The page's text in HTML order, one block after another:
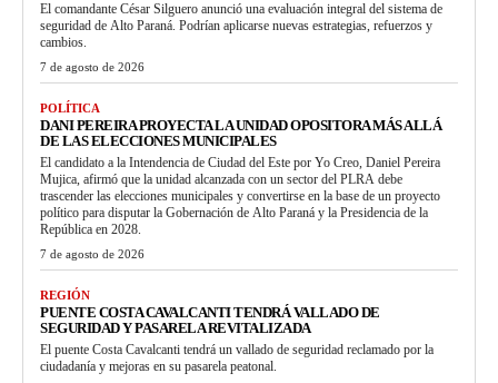
El comandante César Silguero anunció una evaluación integral del sistema de
seguridad de Alto Paraná. Podrían aplicarse nuevas estrategias, refuerzos y
cambios.
7 de agosto de 2026
POLÍTICA
DANI PEREIRA PROYECTA LA UNIDAD OPOSITORA MÁS ALLÁ
DE LAS ELECCIONES MUNICIPALES
El candidato a la Intendencia de Ciudad del Este por Yo Creo, Daniel Pereira
Mujica, afirmó que la unidad alcanzada con un sector del PLRA debe
trascender las elecciones municipales y convertirse en la base de un proyecto
político para disputar la Gobernación de Alto Paraná y la Presidencia de la
República en 2028.
7 de agosto de 2026
REGIÓN
PUENTE COSTA CAVALCANTI TENDRÁ VALLADO DE
SEGURIDAD Y PASARELA REVITALIZADA
El puente Costa Cavalcanti tendrá un vallado de seguridad reclamado por la
ciudadanía y mejoras en su pasarela peatonal.